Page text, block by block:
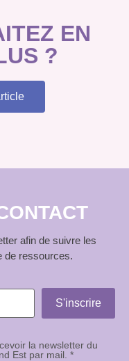
EN
?
afin de suivre les
de ressources.
la newsletter du
Est par mail. *